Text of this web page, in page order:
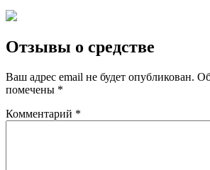
Отзывы о средстве
Ваш адрес email не будет опубликован.
помечены *
Комментарий *